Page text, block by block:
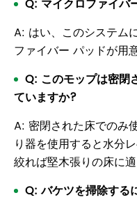
Q: マイクロファイバ
A: はい、このシステム
ファイバー パッドが用
Q: このモップは密閉
ていますか?
A: 密閉された床でのみ
り器を使用すると水分
絞れば堅木張りの床に適
Q: バケツを掃除する